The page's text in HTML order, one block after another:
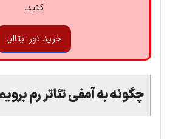
کنید.
خرید تور ایتالیا
چگونه به آمفی تئاتر رم